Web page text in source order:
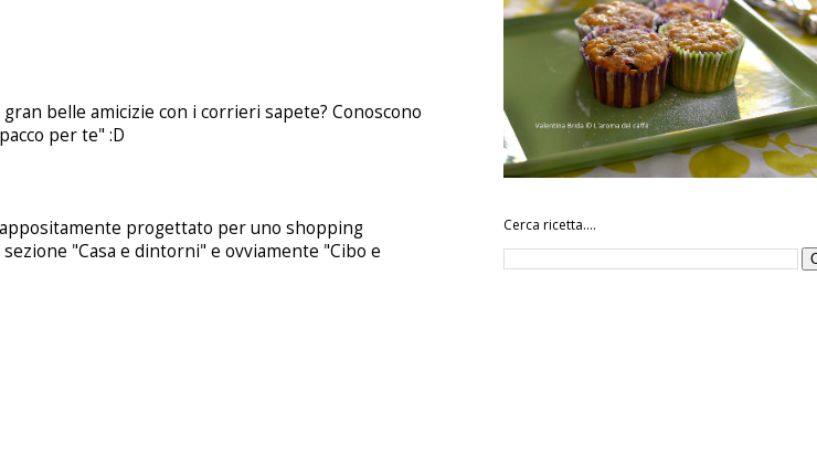
belle amicizie con i corrieri sapete? Conoscono
per te" :D
progettato per uno shopping
"Casa e dintorni" e ovviamente "Cibo e
Cerca ricetta....